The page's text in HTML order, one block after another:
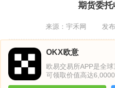
期货委
来源：宇禾网 发
OKX欧意
欧易交易所APP是全
可领取价值高达6,0000